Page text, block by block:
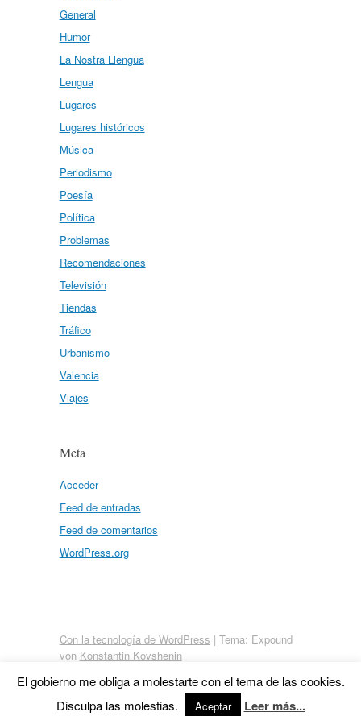
General
Humor
La Nostra Llengua
Lengua
Lugares
Lugares históricos
Música
Periodismo
Poesía
Política
Problemas
Recomendaciones
Televisión
Tiendas
Tráfico
Urbanismo
Valencia
Viajes
Meta
Acceder
Feed de entradas
Feed de comentarios
WordPress.org
Con la tecnología de WordPress | Tema: Expound
von Konstantin Kovshenin
El gobierno me obliga a molestarte con el tema de las cookies.
Disculpa las molestias.
Aceptar Leer más...